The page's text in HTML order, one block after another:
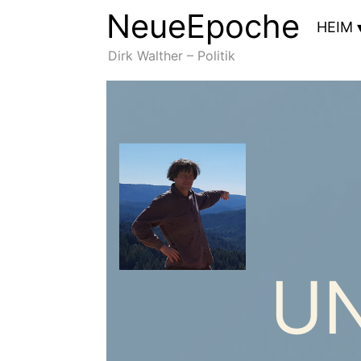
NeueEpoche
NeueEpoche
Dirk Walther – Politik
HEIM